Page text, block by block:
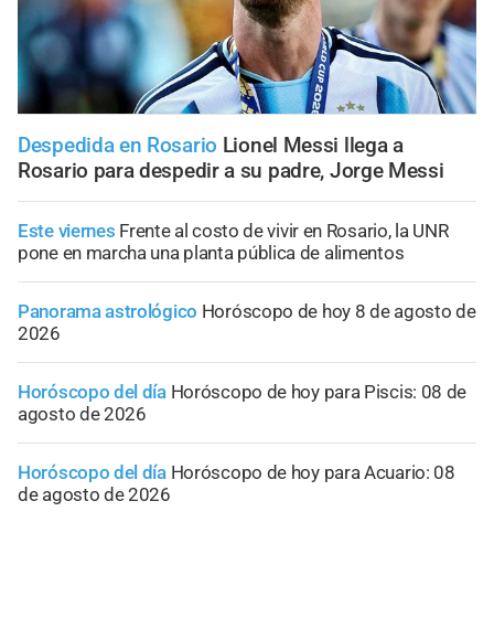
Despedida en Rosario Lionel Messi llega a
Rosario para despedir a su padre, Jorge Messi
Este viernes Frente al costo de vivir en Rosario, la UNR
pone en marcha una planta pública de alimentos
Panorama astrológico Horóscopo de hoy 8 de agosto de
2026
Horóscopo del día Horóscopo de hoy para Piscis: 08 de
agosto de 2026
Horóscopo del día Horóscopo de hoy para Acuario: 08
de agosto de 2026